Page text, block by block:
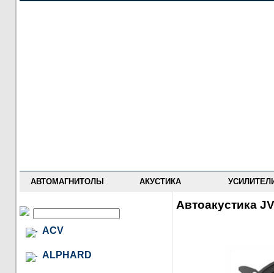
АВТОМАГНИТОЛЫ АКУСТИКА
ACV
ALPHARD
Автоакустика